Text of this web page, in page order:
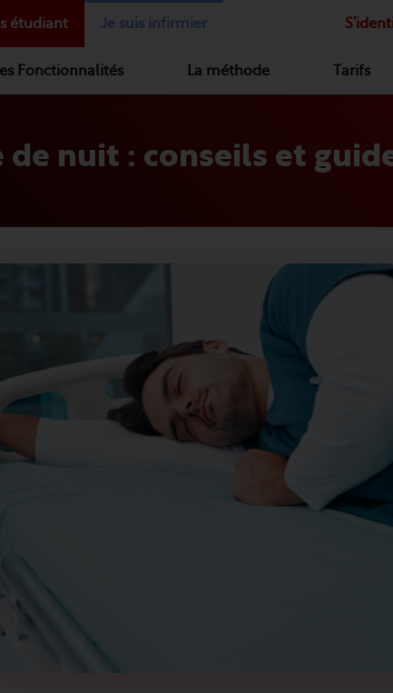
étudiant Je suis infirmier
Fonctionnalités La méthode Tarifs
nuit : conseils et